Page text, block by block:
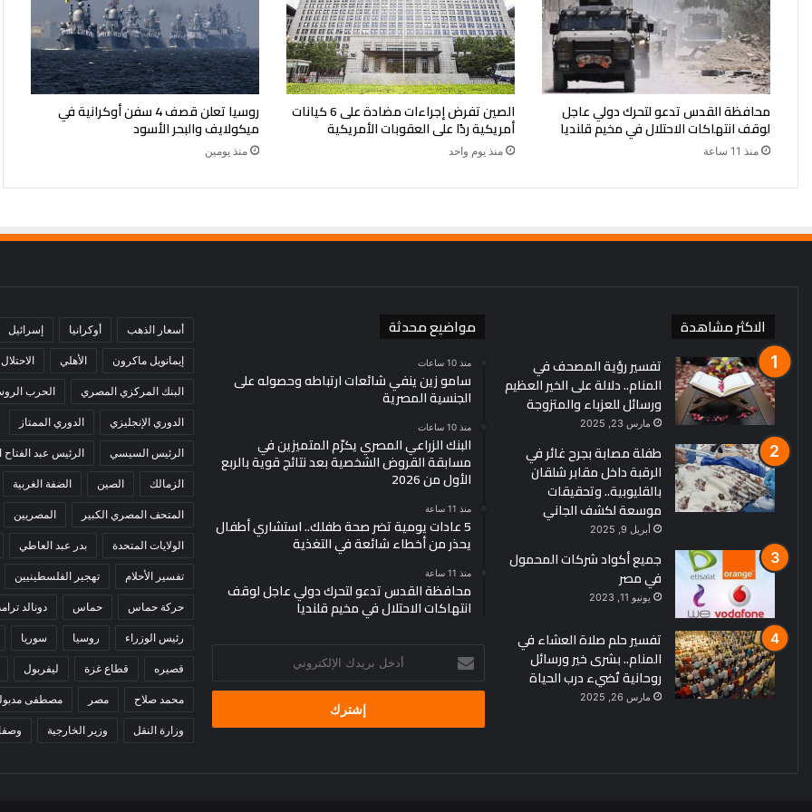
محافظة القدس تدعو لتحرك دولي عاجل
لوقف انتهاكات الاحتلال في مخيم قلنديا
منذ 11 ساعة
الصين تفرض إجراءات مضادة على 6 كيانات
أمريكية ردًا على العقوبات الأمريكية
منذ يوم واحد
روسيا تعلن قصف 4 سفن أوكرانية في
ميكولايف والبحر الأسود
منذ يومين
الاكثر مشاهدة
تفسير رؤية المصحف في
المنام.. دلالة على الخير العظيم
ورسائل للعزباء والمتزوجة
مارس 23, 2025
طفلة مصابة بجرح غائر في
الرقبة داخل مقابر شلقان
بالقليوبية.. وتحقيقات
موسعة لكشف الجاني
أبريل 9, 2025
جميع أكواد شركات المحمول
في مصر
يونيو 11, 2023
تفسير حلم صلاة العشاء في
المنام.. بشرى خير ورسائل
روحانية تُضيء درب الحياة
مارس 26, 2025
مواضيع محدثة
منذ 10 ساعات
سامو زين ينفي شائعات ارتباطه وحصوله على
الجنسية المصرية
منذ 10 ساعات
البنك الزراعي المصري يكرّم المتميزين في
مسابقة القروض الشخصية بعد نتائج قوية بالربع
الأول من 2026
منذ 11 ساعة
5 عادات يومية تضر صحة طفلك.. استشاري أطفال
يحذر من أخطاء شائعة في التغذية
منذ 11 ساعة
محافظة القدس تدعو لتحرك دولي عاجل لوقف
انتهاكات الاحتلال في مخيم قلنديا
بريدك
الإلكتروني
أسعار الذهب أوكرانيا إسرائيل
إيمانويل ماكرون الأهلي
البنك المركزي المصري الحرب
الدوري الإنجليزي الدوري الممتاز
الرئيس السيسي الرئيس عبد
الزمالك الصين الضفة الغربية
المتحف المصري الكبير المصريين
الولايات المتحدة بدر عبد العاطي
تفسير الأحلام تهجير الفلسطينيين
حركة حماس حماس دونالد
رئيس الوزراء روسيا سوريا
قصيره قطاع غزة ليفربول
محمد صلاح مصر مصطفى
وزارة النقل وزير الخارجية